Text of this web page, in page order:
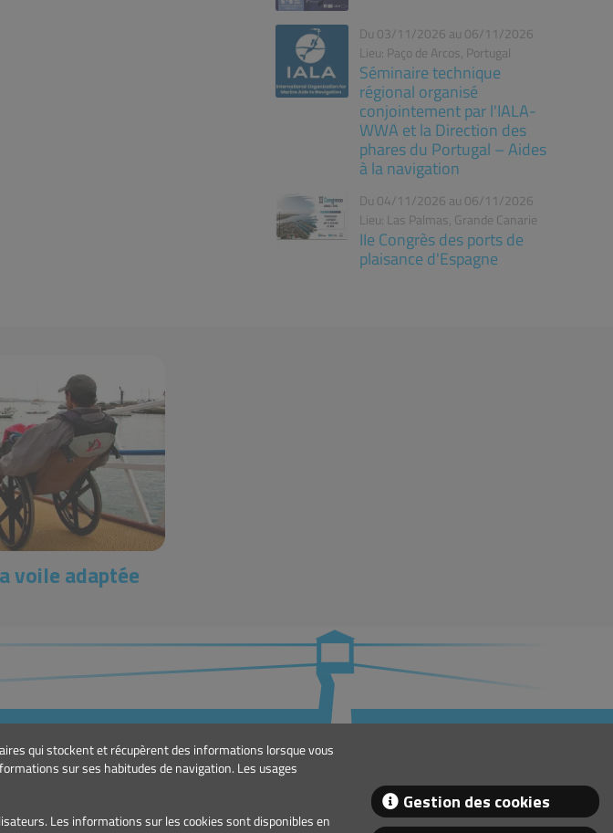
qui stockent et récupèrent des informations lorsque vous
sur ses habitudes de navigation. Les usages
Les informations sur les cookies sont disponibles en
Gestion des cookies
Du 03/11/2026 au 06/11/2026
Lieu: Paço de Arcos, Portugal
Séminaire technique
régional organisé
conjointement par l'IALA-
WWA et la Direction des
phares du Portugal – Aides
à la navigation
Du 04/11/2026 au 06/11/2026
Lieu: Las Palmas, Grande Canarie
IIe Congrès des ports de
plaisance d'Espagne
voile adaptée
E.: geral@lindley.pt
T.: +351 214 692 024